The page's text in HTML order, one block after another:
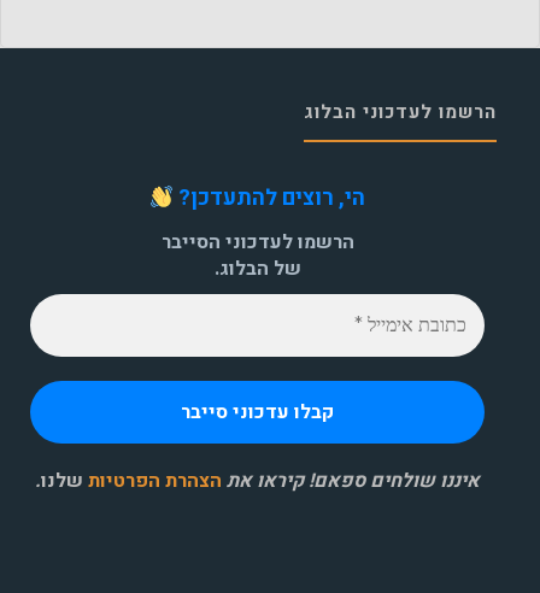
הרשמו לעדכוני הבלוג
הי, רוצים להתעדכן?
הרשמו לעדכוני הסייבר
של הבלוג.
איננו שולחים ספאם! קיראו את הצהרת הפרטיות שלנו.